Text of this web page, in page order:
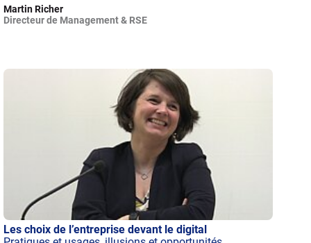
Martin Richer
Directeur de Management & RSE
Les choix de l’entreprise devant le digital